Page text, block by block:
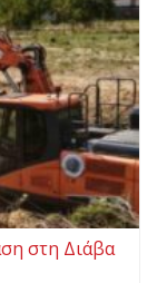
στη Διάβα